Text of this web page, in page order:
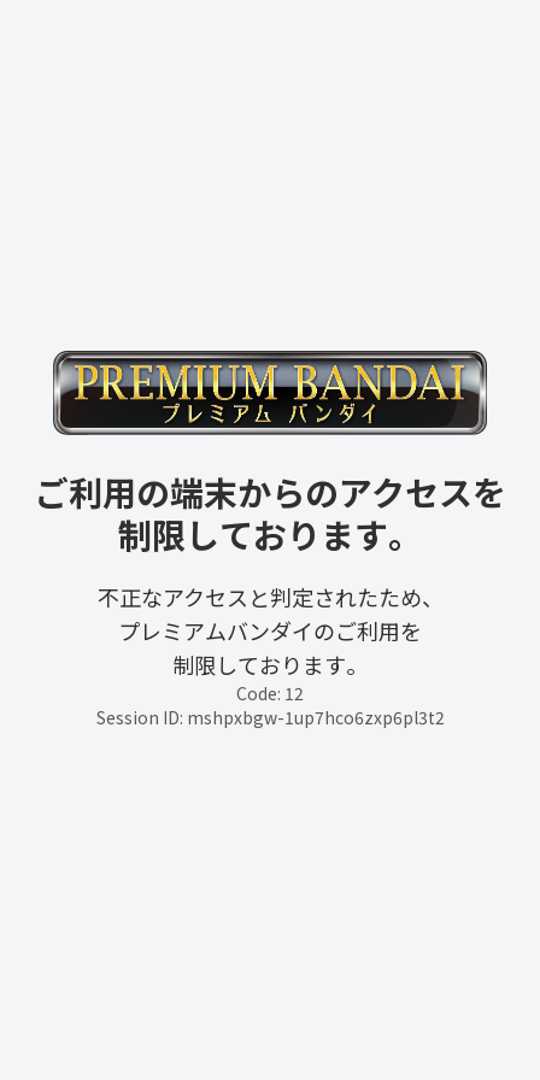
ご利用の端末からのアクセスを
制限しております。
不正なアクセスと判定されたため、
プレミアムバンダイのご利用を
制限しております。
Code: 12
Session ID: mshpxbgw-1up7hco6zxp6pl3t2